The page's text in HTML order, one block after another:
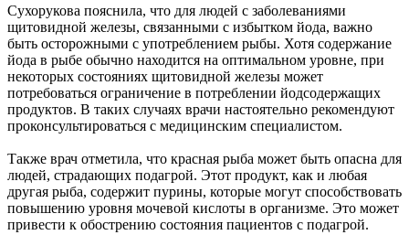
Сухорукова пояснила, что для людей с заболеваниями
щитовидной железы, связанными с избытком йода, важно
быть осторожными с употреблением рыбы. Хотя содержание
йода в рыбе обычно находится на оптимальном уровне, при
некоторых состояниях щитовидной железы может
потребоваться ограничение в потреблении йодсодержащих
продуктов. В таких случаях врачи настоятельно рекомендуют
проконсультироваться с медицинским специалистом.
Также врач отметила, что красная рыба может быть опасна для
людей, страдающих подагрой. Этот продукт, как и любая
другая рыба, содержит пурины, которые могут способствовать
повышению уровня мочевой кислоты в организме. Это может
привести к обострению состояния пациентов с подагрой.